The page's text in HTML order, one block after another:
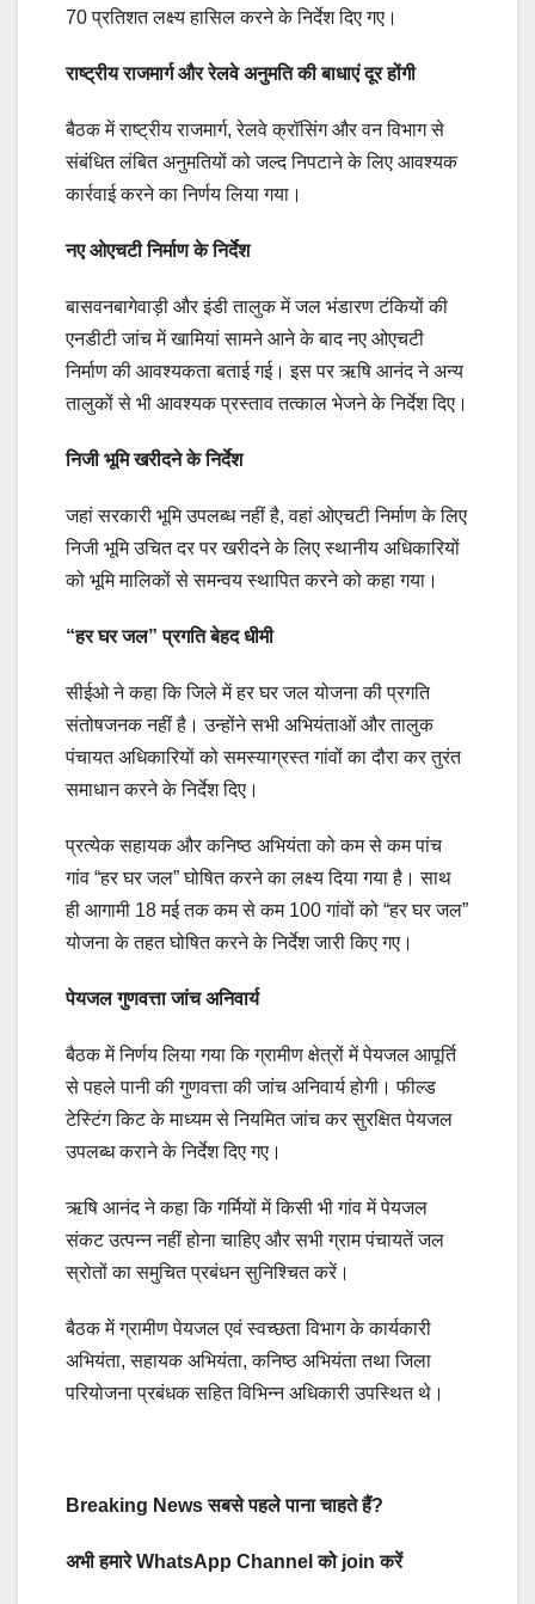
70 प्रतिशत लक्ष्य हासिल करने के निर्देश दिए गए।
राष्ट्रीय राजमार्ग और रेलवे अनुमति की बाधाएं दूर होंगी
बैठक में राष्ट्रीय राजमार्ग, रेलवे क्रॉसिंग और वन विभाग से
संबंधित लंबित अनुमतियों को जल्द निपटाने के लिए आवश्यक
कार्रवाई करने का निर्णय लिया गया।
नए ओएचटी निर्माण के निर्देश
बासवनबागेवाड़ी और इंडी तालुक में जल भंडारण टंकियों की
एनडीटी जांच में खामियां सामने आने के बाद नए ओएचटी
निर्माण की आवश्यकता बताई गई। इस पर ऋषि आनंद ने अन्य
तालुकों से भी आवश्यक प्रस्ताव तत्काल भेजने के निर्देश दिए।
निजी भूमि खरीदने के निर्देश
जहां सरकारी भूमि उपलब्ध नहीं है, वहां ओएचटी निर्माण के लिए
निजी भूमि उचित दर पर खरीदने के लिए स्थानीय अधिकारियों
को भूमि मालिकों से समन्वय स्थापित करने को कहा गया।
“हर घर जल” प्रगति बेहद धीमी
सीईओ ने कहा कि जिले में हर घर जल योजना की प्रगति
संतोषजनक नहीं है। उन्होंने सभी अभियंताओं और तालुक
पंचायत अधिकारियों को समस्याग्रस्त गांवों का दौरा कर तुरंत
समाधान करने के निर्देश दिए।
प्रत्येक सहायक और कनिष्ठ अभियंता को कम से कम पांच
गांव “हर घर जल” घोषित करने का लक्ष्य दिया गया है। साथ
ही आगामी 18 मई तक कम से कम 100 गांवों को “हर घर जल”
योजना के तहत घोषित करने के निर्देश जारी किए गए।
पेयजल गुणवत्ता जांच अनिवार्य
बैठक में निर्णय लिया गया कि ग्रामीण क्षेत्रों में पेयजल आपूर्ति
से पहले पानी की गुणवत्ता की जांच अनिवार्य होगी। फील्ड
टेस्टिंग किट के माध्यम से नियमित जांच कर सुरक्षित पेयजल
उपलब्ध कराने के निर्देश दिए गए।
ऋषि आनंद ने कहा कि गर्मियों में किसी भी गांव में पेयजल
संकट उत्पन्न नहीं होना चाहिए और सभी ग्राम पंचायतें जल
स्रोतों का समुचित प्रबंधन सुनिश्चित करें।
बैठक में ग्रामीण पेयजल एवं स्वच्छता विभाग के कार्यकारी
अभियंता, सहायक अभियंता, कनिष्ठ अभियंता तथा जिला
परियोजना प्रबंधक सहित विभिन्न अधिकारी उपस्थित थे।
Breaking News सबसे पहले पाना चाहते हैं?
अभी हमारे WhatsApp Channel को join करें